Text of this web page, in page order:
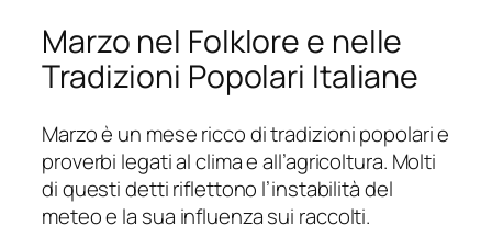
Marzo nel Folklore e nelle
Tradizioni Popolari Italiane
Marzo è un mese ricco di tradizioni popolari e
proverbi legati al clima e all’agricoltura. Molti
di questi detti riflettono l’instabilità del
meteo e la sua influenza sui raccolti.